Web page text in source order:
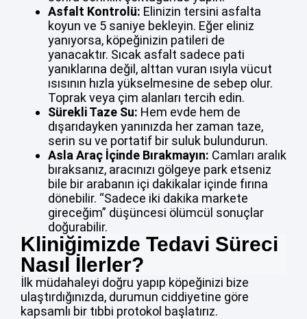
Asfalt Kontrolü: Elinizin tersini asfalta
koyun ve 5 saniye bekleyin. Eğer eliniz
yanıyorsa, köpeğinizin patileri de
yanacaktır. Sıcak asfalt sadece pati
yanıklarına değil, alttan vuran ısıyla vücut
ısısının hızla yükselmesine de sebep olur.
Toprak veya çim alanları tercih edin.
Sürekli Taze Su: Hem evde hem de
dışarıdayken yanınızda her zaman taze,
serin su ve portatif bir suluk bulundurun.
Asla Araç İçinde Bırakmayın: Camları aralık
bıraksanız, aracınızı gölgeye park etseniz
bile bir arabanın içi dakikalar içinde fırına
dönebilir. “Sadece iki dakika markete
gireceğim” düşüncesi ölümcül sonuçlar
doğurabilir.
Kliniğimizde Tedavi Süreci
Nasıl İlerler?
İlk müdahaleyi doğru yapıp köpeğinizi bize
ulaştırdığınızda, durumun ciddiyetine göre
kapsamlı bir tıbbi protokol başlatırız.